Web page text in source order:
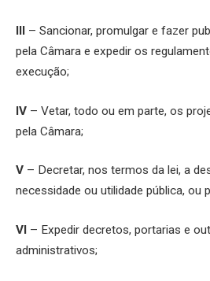
III – Sancionar, promulgar e fazer
pela Câmara e expedir os
execução;
IV – Vetar, todo ou em parte, os
pela Câmara;
V – Decretar, nos termos da lei, a
necessidade ou utilidade pública, ou
VI – Expedir decretos, portarias e
administrativos;